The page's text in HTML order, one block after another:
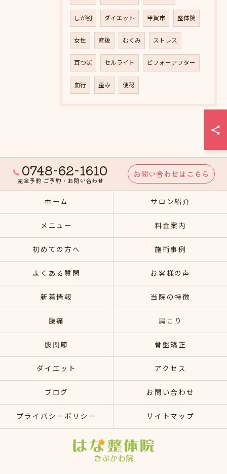
しが割 ダイエット 甲賀市 整体院
女性 産後 むくみ ストレス
耳つぼ セルライト ビフォーアフター
血行 歪み 便秘
0748-62-1610
完全予約 ご予約・お問い合わせ
お問い合わせはこちら
ホーム サロン紹介
メニュー 料金案内
初めての方へ 施術事例
よくある質問 お客様の声
新着情報 当院の特徴
腰痛 肩こり
股関節 骨盤矯正
ダイエット アクセス
ブログ お問い合わせ
プライバシーポリシー サイトマップ